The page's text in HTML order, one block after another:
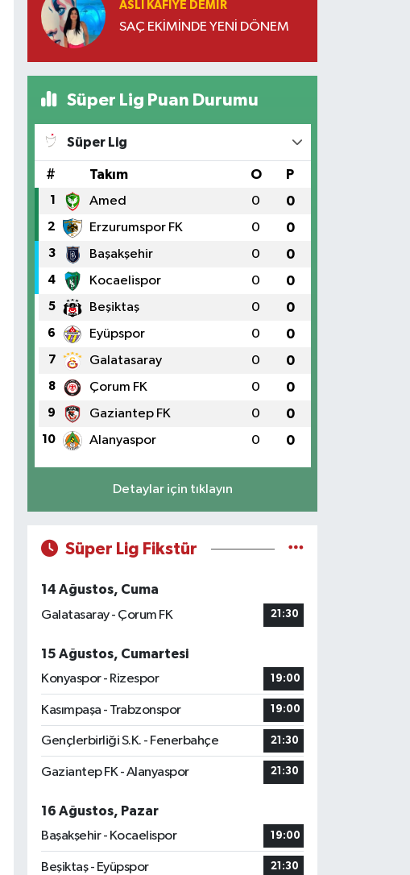
ASLI KAFIYE DEMIR
SAÇ EKİMİNDE YENİ DÖNEM
Süper Lig Puan Durumu
Süper Lig
# Takım O P
1 Amed 0 0
2 Erzurumspor FK 0 0
3 Başakşehir 0 0
4 Kocaelispor 0 0
5 Beşiktaş 0 0
6 Eyüpspor 0 0
7 Galatasaray 0 0
8 Çorum FK 0 0
9 Gaziantep FK 0 0
10 Alanyaspor 0 0
Detaylar için tıklayın
Süper Lig Fikstür
14 Ağustos, Cuma
Galatasaray - Çorum FK
21:30
15 Ağustos, Cumartesi
Konyaspor - Rizespor
19:00
Kasımpaşa - Trabzonspor 19:00
Gençlerbirliği S.K. - Fenerbahçe 21:30
Gaziantep FK - Alanyaspor 21:30
16 Ağustos, Pazar
Başakşehir - Kocaelispor
19:00
Beşiktaş - Eyüpspor 21:30